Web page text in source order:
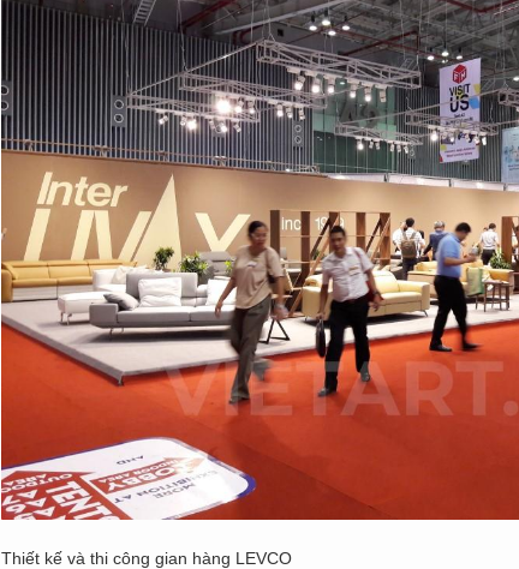
Thiết kế và thi công gian hàng LEVCO